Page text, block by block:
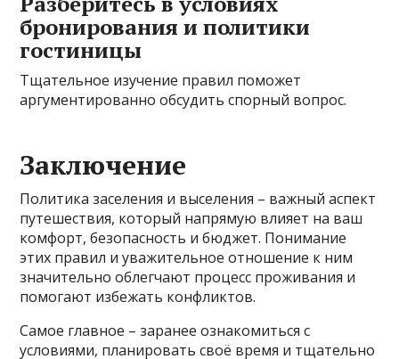
бронирования и политики
гостиницы
Тщательное изучение правил поможет
аргументированно обсудить спорный вопрос.
Заключение
Политика заселения и выселения – важный аспект
путешествия, который напрямую влияет на ваш
комфорт, безопасность и бюджет. Понимание
этих правил и уважительное отношение к ним
значительно облегчают процесс проживания и
помогают избежать конфликтов.
Самое главное – заранее ознакомиться с
условиями, планировать своё время и тщательно